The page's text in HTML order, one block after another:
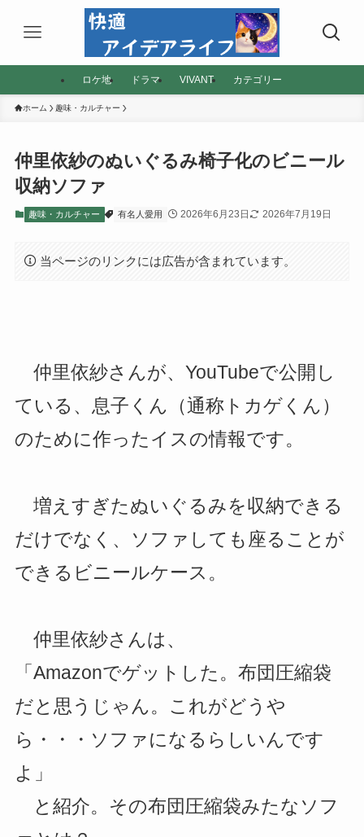
ロケ地 ドラマ VIVANT カテゴリー
ホーム 趣味・カルチャー
仲里依紗のぬいぐるみ椅子化のビニール
収納ソファ
趣味・カルチャー 有名人愛用 2026年6月23日 2026年7月19日
当ページのリンクには広告が含まれています。
仲里依紗さんが、YouTubeで公開し
ている、息子くん（通称トカゲくん）
のために作ったイスの情報です。
増えすぎたぬいぐるみを収納できる
だけでなく、ソファしても座ることが
できるビニールケース。
仲里依紗さんは、
「Amazonでゲットした。布団圧縮袋
だと思うじゃん。これがどうや
ら・・・ソファになるらしいんです
よ」
と紹介。その布団圧縮袋みたなソフ